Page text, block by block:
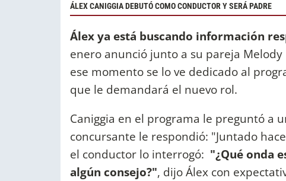
ÁLEX CANIGGIA DEBUTÓ COMO CONDUCTOR Y SERÁ PADRE
Álex ya está buscando información
enero anunció junto a su pareja
ese momento se lo ve dedicado al
que le demandará el nuevo rol.
Caniggia en el programa le preguntó a
concursante le respondió: "Juntado
el conductor lo interrogó: "¿Qué onda
algún consejo?", dijo Álex con